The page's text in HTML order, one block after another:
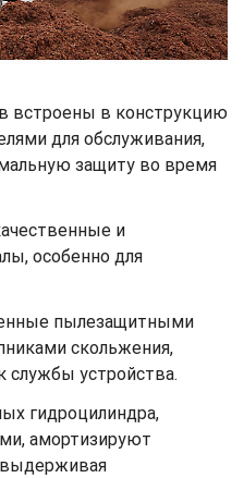
встроены в конструкцию
для обслуживания,
защиту во время
и
особенно для
пылезащитными
скольжения,
службы устройства.
гидроцилиндра,
амортизируют